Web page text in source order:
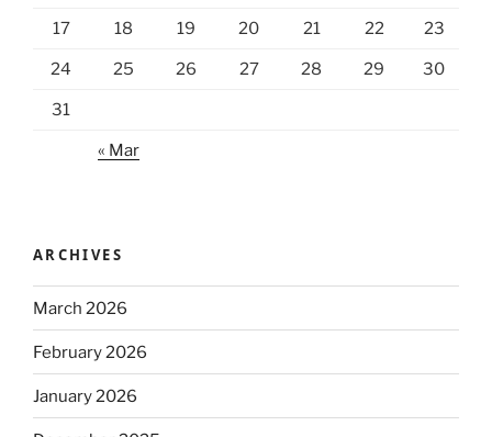
17 18 19 20 21 22 23
24 25 26 27 28 29 30
31
« Mar
ARCHIVES
March 2026
February 2026
January 2026